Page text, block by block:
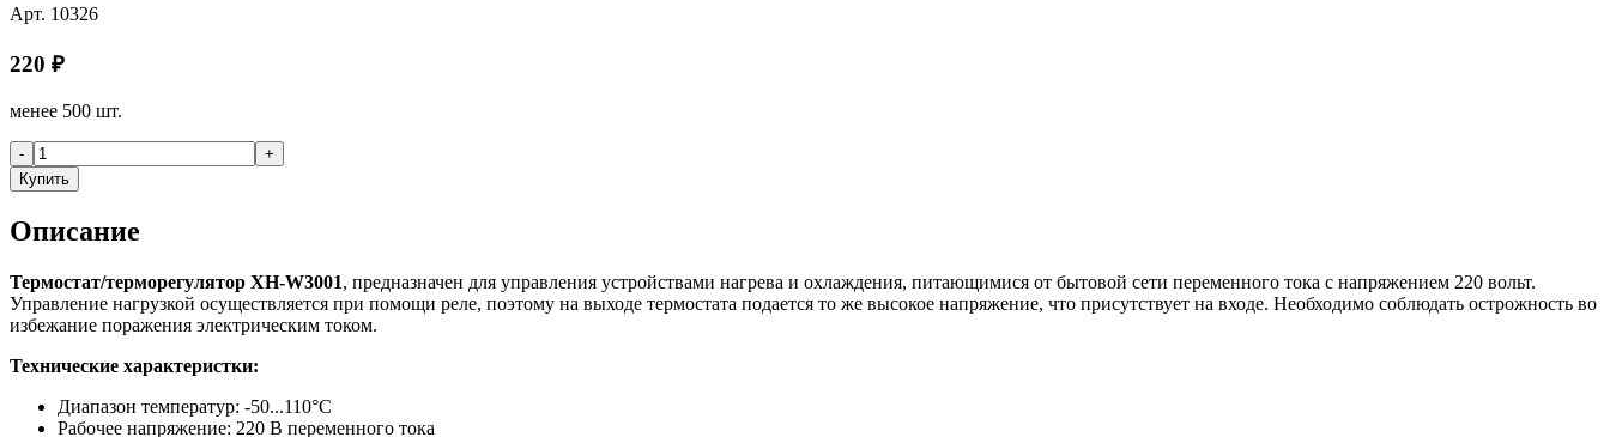
Арт. 10326
220 ₽
менее 500 шт.
-
+
Купить
Описание
Термостат/терморегулятор XH-W3001, предназначен для управления устройствами нагрева и охлаждения, питающимися от бытовой сети переменного тока с напряжением 220 вольт.
Управление нагрузкой осуществляется при помощи реле, поэтому на выходе термостата подается то же высокое напряжение, что присутствует на входе. Необходимо соблюдать острожность во
избежание поражения электрическим током.
Технические характеристки:
Диапазон температур: -50...110°C
Рабочее напряжение: 220 В переменного тока